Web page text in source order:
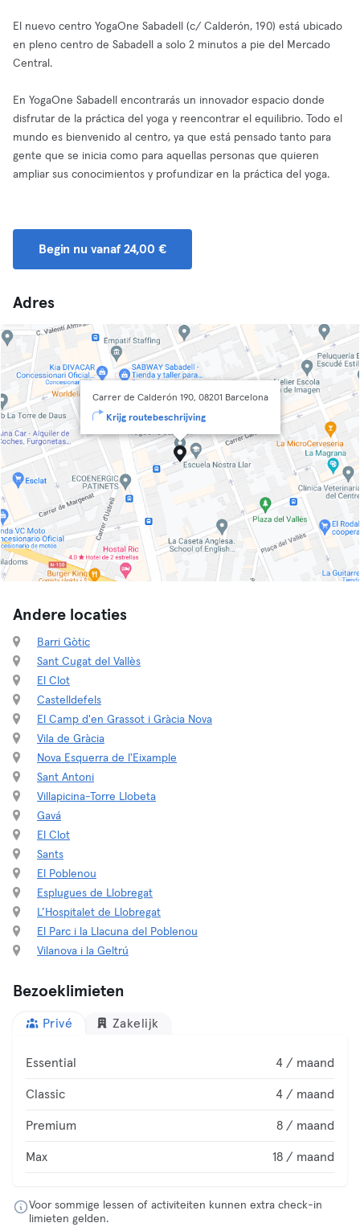
El nuevo centro YogaOne Sabadell (c/ Calderón, 190) está ubicado
en pleno centro de Sabadell a solo 2 minutos a pie del Mercado
Central.
En YogaOne Sabadell encontrarás un innovador espacio donde
disfrutar de la práctica del yoga y reencontrar el equilibrio. Todo el
mundo es bienvenido al centro, ya que está pensado tanto para
gente que se inicia como para aquellas personas que quieren
ampliar sus conocimientos y profundizar en la práctica del yoga.
Begin nu vanaf 24,00 €
Adres
Carrer de Calderón 190, 08201 Barcelona
Krijg routebeschrijving
Andere locaties
Barri Gòtic
Sant Cugat del Vallès
El Clot
Castelldefels
El Camp d'en Grassot i Gràcia Nova
Vila de Gràcia
Nova Esquerra de l'Eixample
Sant Antoni
Villapicina-Torre Llobeta
Gavá
El Clot
Sants
El Poblenou
Esplugues de Llobregat
L’Hospitalet de Llobregat
El Parc i la Llacuna del Poblenou
Vilanova i la Geltrú
Bezoeklimieten
Privé Zakelijk
Essential 4 / maand
Classic 4 / maand
Premium 8 / maand
Max 18 / maand
Voor sommige lessen of activiteiten kunnen extra check-in
limieten gelden.